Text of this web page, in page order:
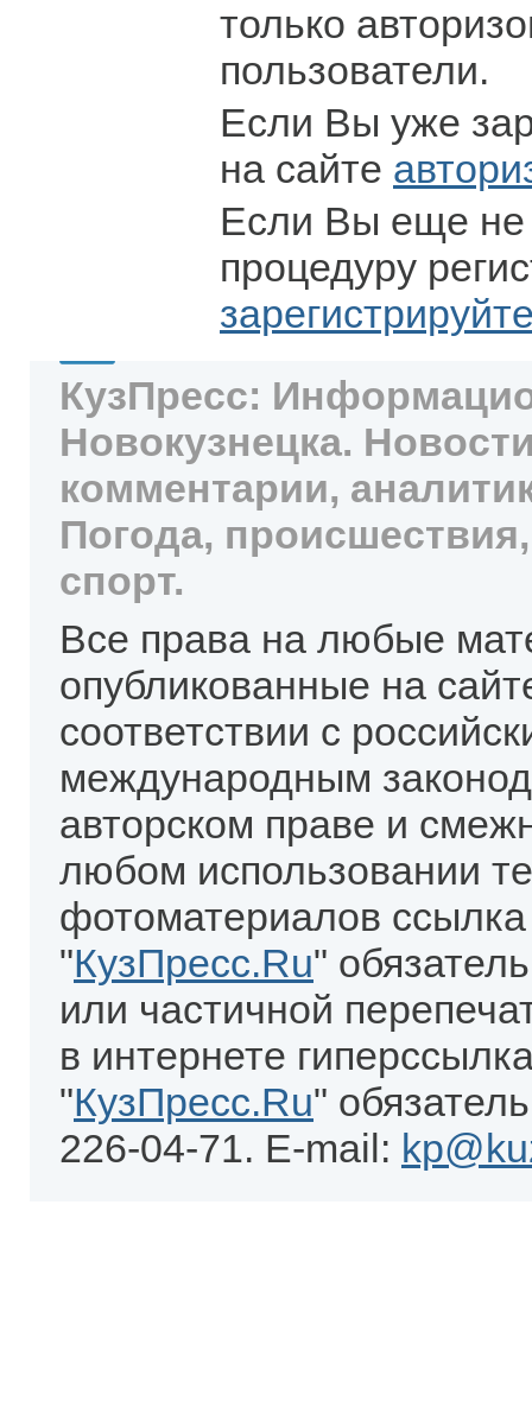
только
пользователи.
Если Вы уже
на сайте
Если Вы еще не
процедуру
КузПресс:
Новокузнецка.
комментарии,
Погода,
спорт.
Все права на любые
опубликованные на
соответствии с
международным
авторском праве и
любом использовании
фотоматериалов
"КузПресс.Ru"
или частичной
в интернете
"КузПресс.Ru"
226-04-71. E-mail: